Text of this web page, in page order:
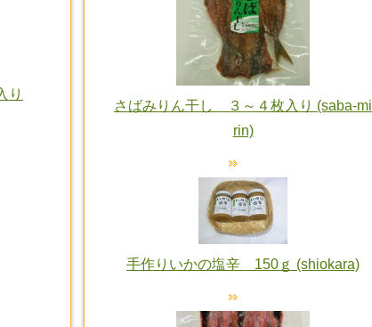
り
さばみりん干し ３～４枚入り (saba-mi
rin)
手作りいかの塩辛 150ｇ (shiokara)